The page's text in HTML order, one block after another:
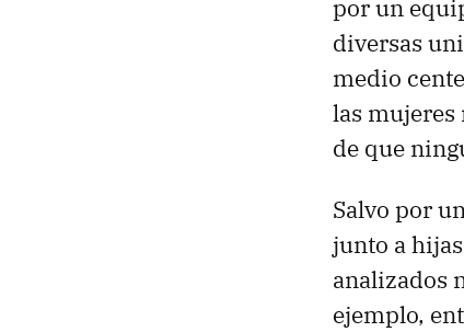
por un
diversas
medio
las
de que
Salvo por
junto a
analizados
ejemplo,